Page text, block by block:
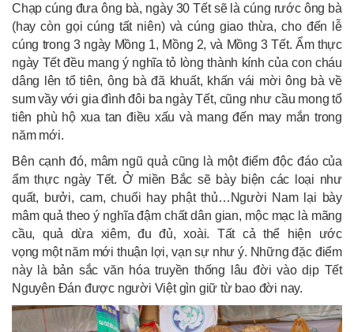
Chạp cúng đưa ông bà, ngày 30 Tết sẽ là cúng rước ông bà
(hay còn gọi cúng tất niên) và cúng giao thừa, cho đến lễ
cúng trong 3 ngày Mồng 1, Mồng 2, và Mồng 3 Tết. Ẩm thực
ngày Tết đều mang ý nghĩa tỏ lòng thành kính của con cháu
dâng lên tổ tiên, ông bà đã khuất, khấn vái mời ông bà về
sum vầy với gia đình đôi ba ngày Tết, cũng như cầu mong tổ
tiên phù hộ xua tan điều xấu và mang đến may mắn trong
năm mới.
Bên cạnh đó, mâm ngũ quả cũng là một điểm độc đáo của
ẩm thực ngày Tết. Ở miền Bắc sẽ bày biện các loại như
quất, bưởi, cam, chuối hay phật thủ…Người Nam lại bày
mâm quả theo ý nghĩa đậm chất dân gian, mộc mạc là mãng
cầu, quả dừa xiêm, đu đủ, xoài. Tất cả thể hiện ước
vọng một năm mới thuận lợi, vạn sự như ý. Những đặc điểm
này là bản sắc văn hóa truyền thống lâu đời vào dịp Tết
Nguyên Đán được người Việt gìn giữ từ bao đời nay.